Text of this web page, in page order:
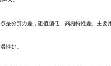
分辨力差，阻值偏低，高频特性差。主要
性好。